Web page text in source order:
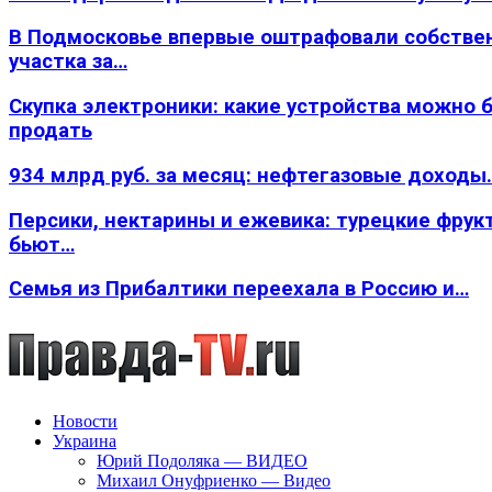
В Подмосковье впервые оштрафовали
участка за…
Скупка электроники: какие устройства можно
продать
934 млрд руб. за месяц: нефтегазовые
Персики, нектарины и ежевика: турецкие
бьют…
Семья из Прибалтики переехала в Россию и…
Новости
Украина
Юрий Подоляка — ВИДЕО
Михаил Онуфриенко — Видео